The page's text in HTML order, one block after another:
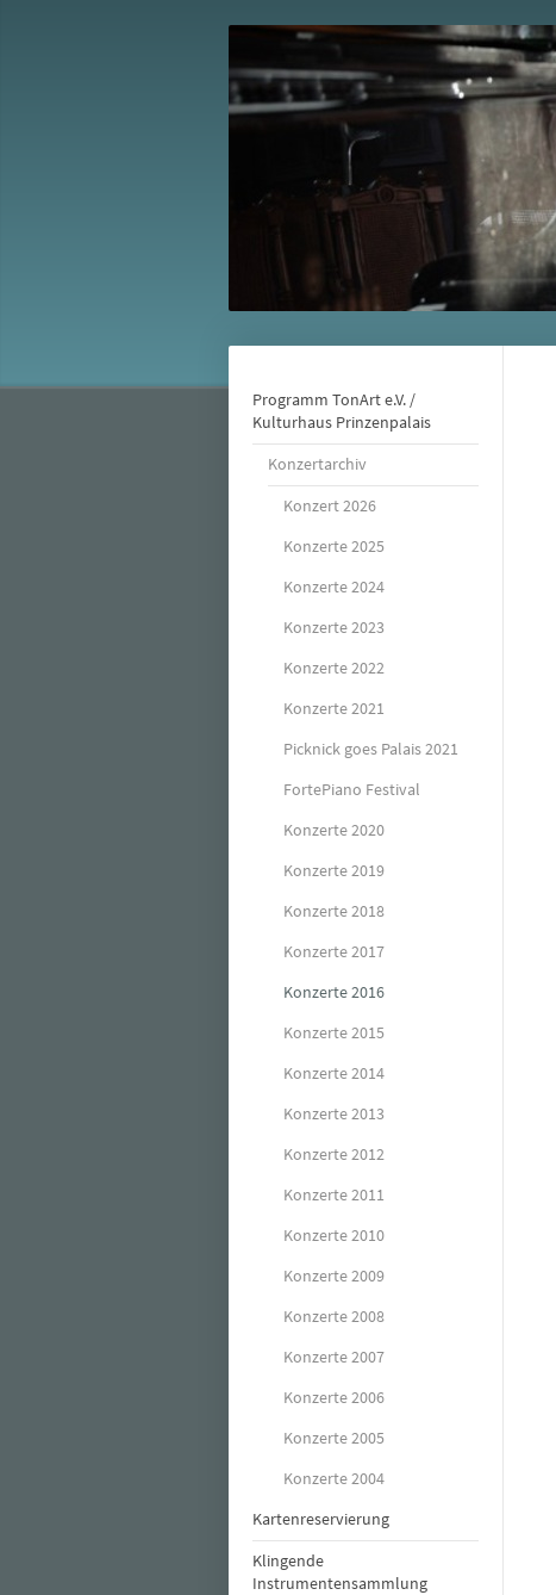
Programm TonArt e.V. /
Kulturhaus Prinzenpalais
Konzertarchiv
Konzert 2026
Konzerte 2025
Konzerte 2024
Konzerte 2023
Konzerte 2022
Konzerte 2021
Picknick goes Palais 2021
FortePiano Festival
Konzerte 2020
Konzerte 2019
Konzerte 2018
Konzerte 2017
Konzerte 2016
Konzerte 2015
Konzerte 2014
Konzerte 2013
Konzerte 2012
Konzerte 2011
Konzerte 2010
Konzerte 2009
Konzerte 2008
Konzerte 2007
Konzerte 2006
Konzerte 2005
Konzerte 2004
Kartenreservierung
Klingende
Instrumentensammlung